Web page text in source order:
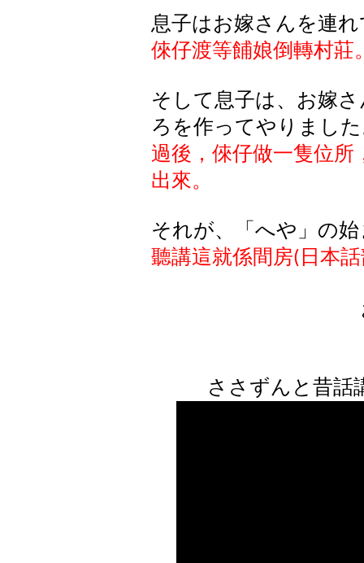
息子はお嫁さんを連
倈仔渡等餔娘倒轉村莊
そして息子は、お嫁
ろを作ってやりまし
過後，倈仔做一隻位所
出來。
それが、「へや」の
聽講這就係間房( 日本
ささずんと昔